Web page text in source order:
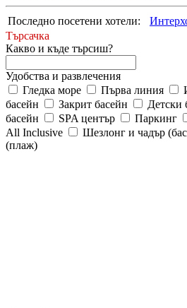
Последно посетени хотели:
Търсачка
Какво и къде търсиш?
Удобства и развлечения
Гледка море
Първа линия
басейн
Закрит басейн Детски
басейн
SPA център Паркинг
All Inclusive
Шезлонг и чадър
(плаж)